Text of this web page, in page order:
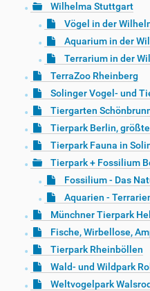
Wilhelma Stuttgart
Vögel in der
Aquarium in der
Terrarium in der
TerraZoo Rheinberg
Solinger Vogel- und
Tiergarten
Tierpark Berlin,
Tierpark Fauna in
Tierpark + Fossilium
Fossilium - Das
Aquarien -
Münchner Tierpark
Fische, Wirbellose,
Tierpark Rheinböllen
Wald- und Wildpark
Weltvogelpark